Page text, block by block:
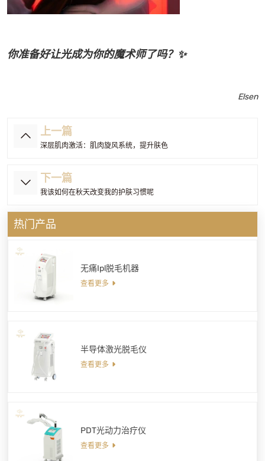
你准备好让光成为你的魔术师了吗？✨
Elsen
上一篇
深层肌肉激活：肌肉旋风系统，提升肤色
下一篇
我该如何在秋天改变我的护肤习惯呢
热门产品
无痛Ipl脱毛机器
查看更多
半导体激光脱毛仪
查看更多
PDT光动力治疗仪
查看更多